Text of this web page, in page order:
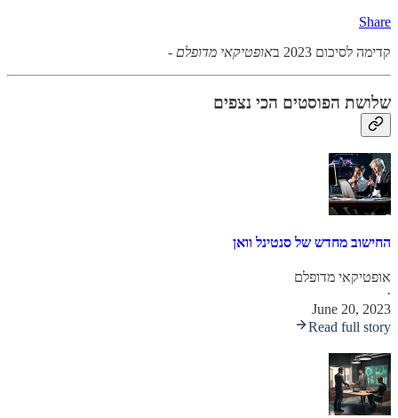
Share
קדימה לסיכום 2023 ב
אופטיקאי מדופלם -
שלושת הפוסטים הכי נצפים
החישוב מחדש של סנטינל וואן
אופטיקאי מדופלם
·
June 20, 2023
Read full story